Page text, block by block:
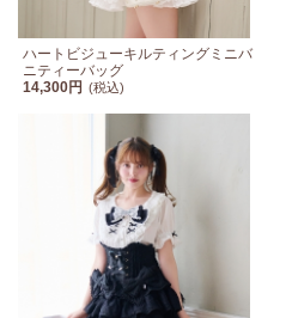
ハートビジューキルティングミニバ
ニティーバッグ
14,300円 (税込)